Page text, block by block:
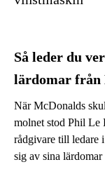
Så leder du
lärdomar från
När McDonalds
molnet stod Phil Le
rådgivare till ledare
sig av sina